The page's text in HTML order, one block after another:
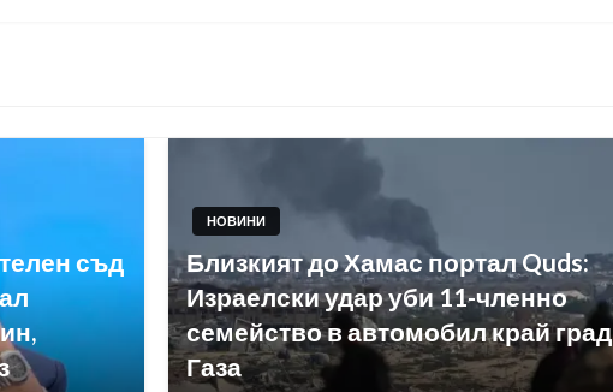
съд
НОВИНИ
Близкият до Хамас портал Quds:
Израелски удар уби 11-членно
семейство в автомобил край град
Газа